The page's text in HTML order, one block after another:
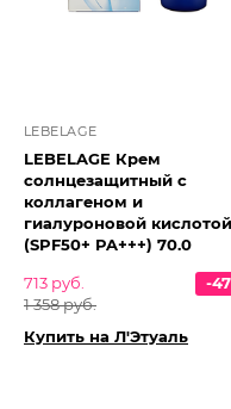
LEBELAGE
LEBELAGE Крем
солнцезащитный с
коллагеном и
гиалуроновой кислотой
(SPF50+ PA+++) 70.0
713 руб.
1 358 руб.
-
Купить на Л'Этуаль